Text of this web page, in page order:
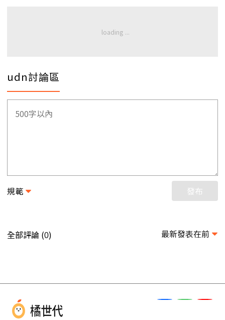
udn討論區
規範 發布
全部評論 (0) 最新發表在前